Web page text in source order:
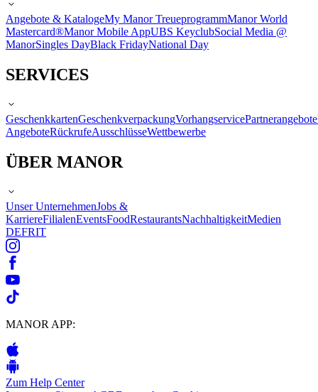
Angebote & KatalogeMy Manor TreueprogrammManor World
Mastercard®Manor Mobile AppUBS KeyclubSocial Media @
ManorSingles DayBlack FridayNational Day
SERVICES
GeschenkkartenGeschenkverpackungVorhangservicePartnerangebote
AngeboteRückrufeAusschlüsseWettbewerbe
ÜBER MANOR
Unser UnternehmenJobs &
KarriereFilialenEventsFoodRestaurantsNachhaltigkeitMedien
DEFRIT
MANOR APP:
Zum Help Center